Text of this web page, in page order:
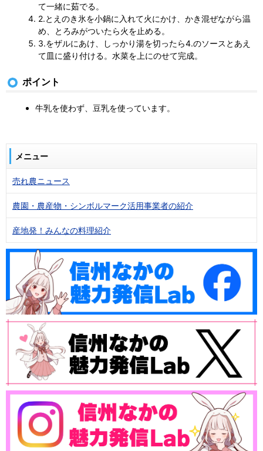
て一緒に茹でる。
2.とえのき氷を小鍋に入れて火にかけ、かき混ぜながら温
め、とろみがついたら火を止める。
3.をザルにあけ、しっかり湯を切ったら4.のソースとあえ
て皿に盛り付ける。水菜を上にのせて完成。
ポイント
牛乳を使わず、豆乳を使っています。
メニュー
売れ農ニュース
農園・農産物・シンボルマーク活用事業者の紹介
産地発！みんなの料理紹介